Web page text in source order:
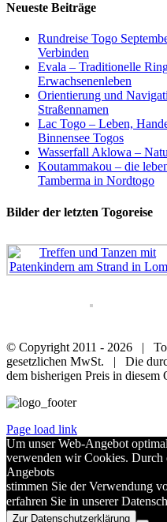
Neueste Beiträge
Rundreise Togo
Verbinden
Evala – Traditionelle
Erwachsenenleben
Orientierung und
Straßennamen
Lac Togo – Leben,
Binnensee Togos
Wasserfall Aklowa –
Koutammakou – die
Tamberma in Nordtogo
Bilder der letzten Togoreise
© Copyright 2011 - 2026 |
gesetzlichen MwSt. | Die
dem bisherigen Preis in
Page load link
Um unser Web-Angebot
verwenden wir Cookies. Durch
Angebots
stimmen Sie der Verwendung
erfahren Sie in unserer
Zur Datenschutzerklärung